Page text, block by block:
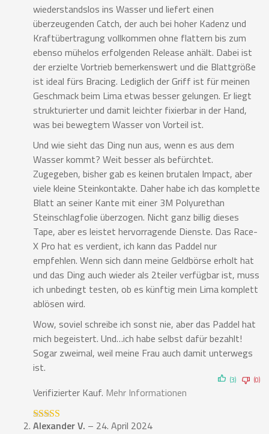
wiederstandslos ins Wasser und liefert einen
überzeugenden Catch, der auch bei hoher Kadenz und
Kraftübertragung vollkommen ohne flattern bis zum
ebenso mühelos erfolgenden Release anhält. Dabei ist
der erzielte Vortrieb bemerkenswert und die Blattgröße
ist ideal fürs Bracing. Lediglich der Griff ist für meinen
Geschmack beim Lima etwas besser gelungen. Er liegt
strukturierter und damit leichter fixierbar in der Hand,
was bei bewegtem Wasser von Vorteil ist.
Und wie sieht das Ding nun aus, wenn es aus dem
Wasser kommt? Weit besser als befürchtet.
Zugegeben, bisher gab es keinen brutalen Impact, aber
viele kleine Steinkontakte. Daher habe ich das komplette
Blatt an seiner Kante mit einer 3M Polyurethan
Steinschlagfolie überzogen. Nicht ganz billig dieses
Tape, aber es leistet hervorragende Dienste. Das Race-
X Pro hat es verdient, ich kann das Paddel nur
empfehlen. Wenn sich dann meine Geldbörse erholt hat
und das Ding auch wieder als 2teiler verfügbar ist, muss
ich unbedingt testen, ob es künftig mein Lima komplett
ablösen wird.
Wow, soviel schreibe ich sonst nie, aber das Paddel hat
mich begeistert. Und…ich habe selbst dafür bezahlt!
Sogar zweimal, weil meine Frau auch damit unterwegs
ist.
(3) (0)
Verifizierter Kauf. Mehr Informationen
Bewertet mit
Alexander V. – 24. April 2024